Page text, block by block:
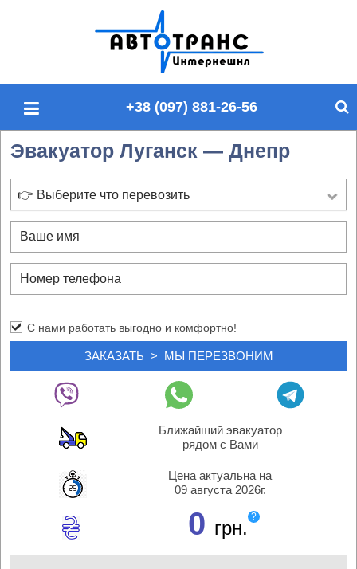
п
й
у
+38 (097) 881-26-56
Эвакуатор Луганск — Днепр
👉 Выберите что перевозить
С нами работать выгодно и комфортно!
Ближайший эвакуатор
рядом с Вами
Цена актуальна на
09 августа 2026г.
0 грн.
?